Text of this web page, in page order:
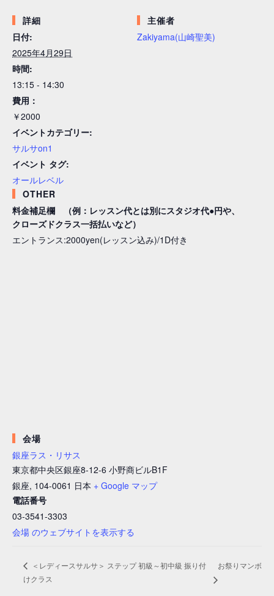
詳細
日付:
2025年4月29日
時間:
13:15 - 14:30
費用：
￥2000
イベントカテゴリー:
サルサon1
イベント タグ:
オールレベル
主催者
Zakiyama(山崎聖美)
OTHER
料金補足欄 （例：レッスン代とは別にスタジオ代●円や、
クローズドクラス一括払いなど）
エントランス:2000yen(レッスン込み)/1D付き
会場
銀座ラス・リサス
東京都中央区銀座8-12-6 小野商ビルB1F
銀座, 104-0061 日本 + Google マップ
電話番号
03-3541-3303
会場 のウェブサイトを表示する
＜レディースサルサ＞ ステップ 初級～初中級 振り付
けクラス
お祭りマンボ